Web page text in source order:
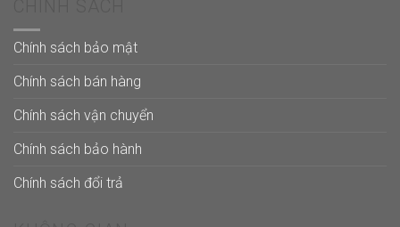
Chính sách bảo mật
Chính sách bán hàng
Chính sách vận chuyển
Chính sách bảo hành
Chính sách đổi trả